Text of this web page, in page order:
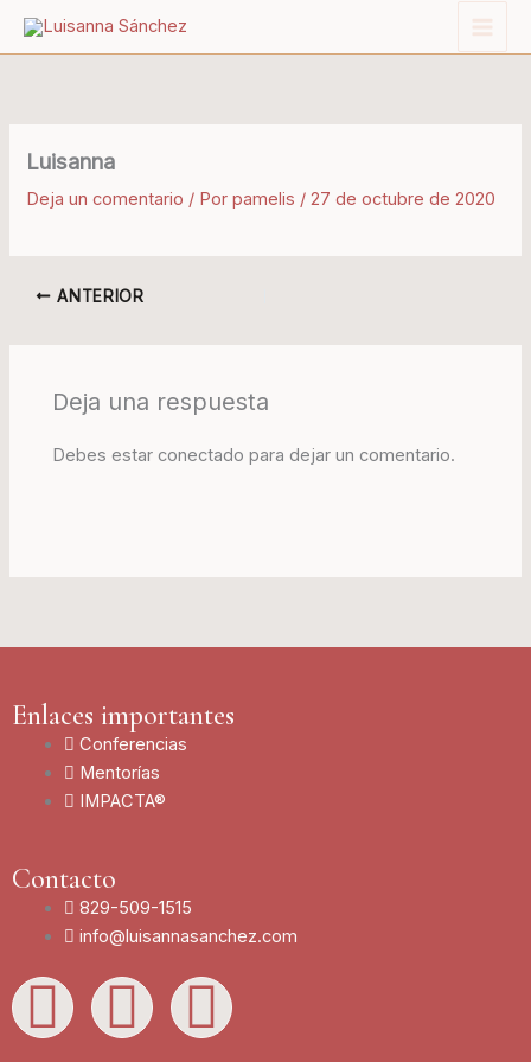
Luisanna
Deja un comentario / Porpamelis /27 de octubre de 2020
ANTERIOR
Deja una respuesta
Debes estar conectado para dejar un comentario.
Enlaces importantes
Conferencias
Mentorías
IMPACTA®
Contacto
829-509-1515
info@luisannasanchez.com
L
I
Y